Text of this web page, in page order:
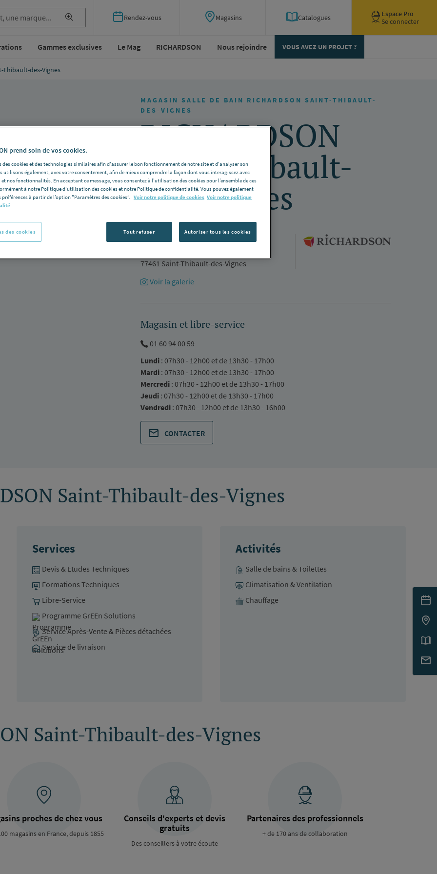
Rendez-vous Magasins Catalogues
Espace Pro
Se connecter
Gammes exclusives Le Mag RICHARDSON Nous rejoindre VOUS AVEZ UN PROJET ?
Thibault-des-Vignes
MAGASIN SALLE DE BAIN RICHARDSON SAINT-THIBAULT-
DES-VIGNES
RICHARDSON
Saint-Thibault-
des-Vignes
5, rue de la Noue Guimante
77461 Saint-Thibault-des-Vignes
Voir la galerie
Magasin et libre-service
01 60 94 00 59
Lundi : 07h30 - 12h00 et de 13h30 - 17h00
Mardi : 07h30 - 12h00 et de 13h30 - 17h00
Mercredi : 07h30 - 12h00 et de 13h30 - 17h00
Jeudi : 07h30 - 12h00 et de 13h30 - 17h00
Vendredi : 07h30 - 12h00 et de 13h30 - 16h00
CONTACTER
Saint-Thibault-des-Vignes
Services
Devis & Etudes Techniques
Formations Techniques
Libre-Service
Programme GrEEn Solutions
Service Après-Vente & Pièces détachées
Service de livraison
Activités
Salle de bains & Toilettes
Climatisation & Ventilation
Chauffage
Saint-Thibault-des-Vignes
proches de chez vous
magasins en France, depuis 1855
Conseils d'experts et devis
gratuits
Des conseillers à votre écoute
Partenaires des professionnels
+ de 170 ans de collaboration
prend soin de vos cookies.
des cookies et des technologies similaires afin d'assurer le bon fonctionnement de notre site et d'analyser son
utilisons également, avec votre consentement, afin de mieux comprendre la façon dont vous interagissez avec
nos fonctionnalités. En acceptant ce message, vous consentez à l’utilisation des cookies pour l’ensemble de ces
à notre Politique d'utilisation des cookies et notre Politique de confidentialité. Vous pouvez également
à partir de l’option "Paramètres des cookies”.
Voir notre politique de cookies Voir notre politique
Tout refuser Autoriser tous les cookies
des cookies